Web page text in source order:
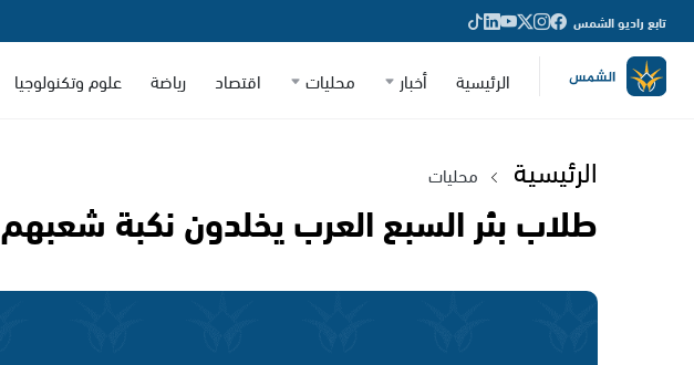
تابع راديو الشمس
الرئيسية أخبار محليات اقتصاد رياضة علوم وتكنولوجيا
الرئيسية محليات
طلاب بئر السبع العرب يخلدون نكبة شعبهم